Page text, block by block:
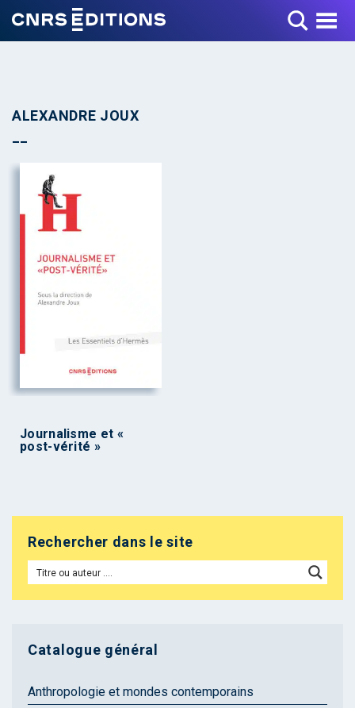
Toggle Menu
ALEXANDRE JOUX
Journalisme et «
post-vérité »
Rechercher dans le site
Catalogue général
Anthropologie et mondes contemporains